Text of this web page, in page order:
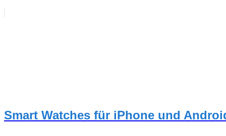
Smart Watches für iPhone und